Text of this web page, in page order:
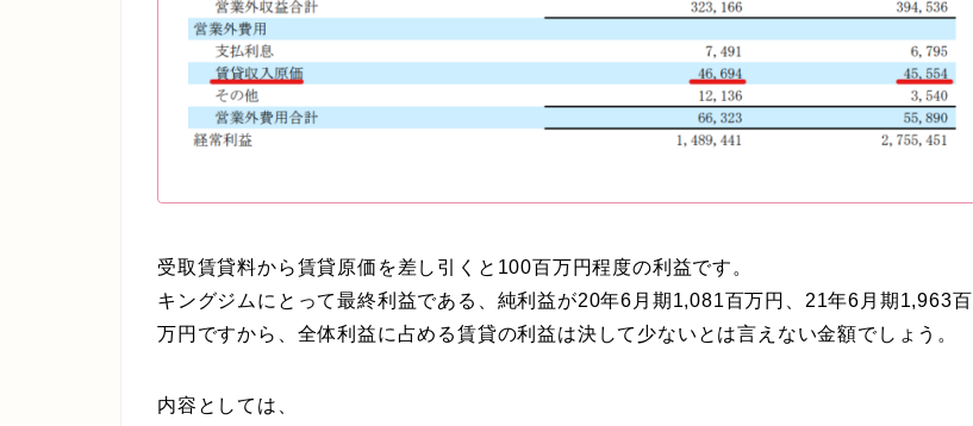
受取賃貸料から賃貸原価を差し引くと100百万円程度の利益です。
キングジムにとって最終利益である、純利益が20年6月期1,081百万円、21年6月期1,963百
万円ですから、全体利益に占める賃貸の利益は決して少ないとは言えない金額でしょう。
内容としては、